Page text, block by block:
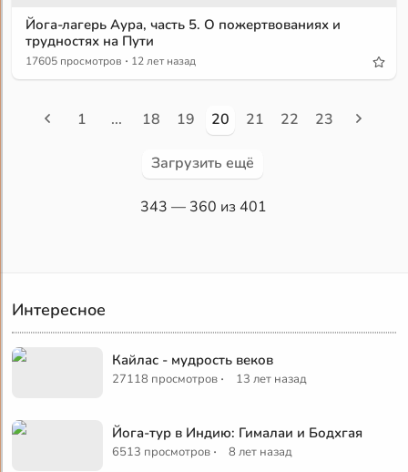
Йога-лагерь Аура, часть 5. О пожертвованиях и
трудностях на Пути
17605 просмотров · 12 лет назад
1 ... 18 19 20 21 22 23
Загрузить ещё
343 — 360 из 401
Интересное
Кайлас - мудрость веков
27118 просмотров · 13 лет назад
Йога-тур в Индию: Гималаи и Бодхгая
6513 просмотров · 8 лет назад